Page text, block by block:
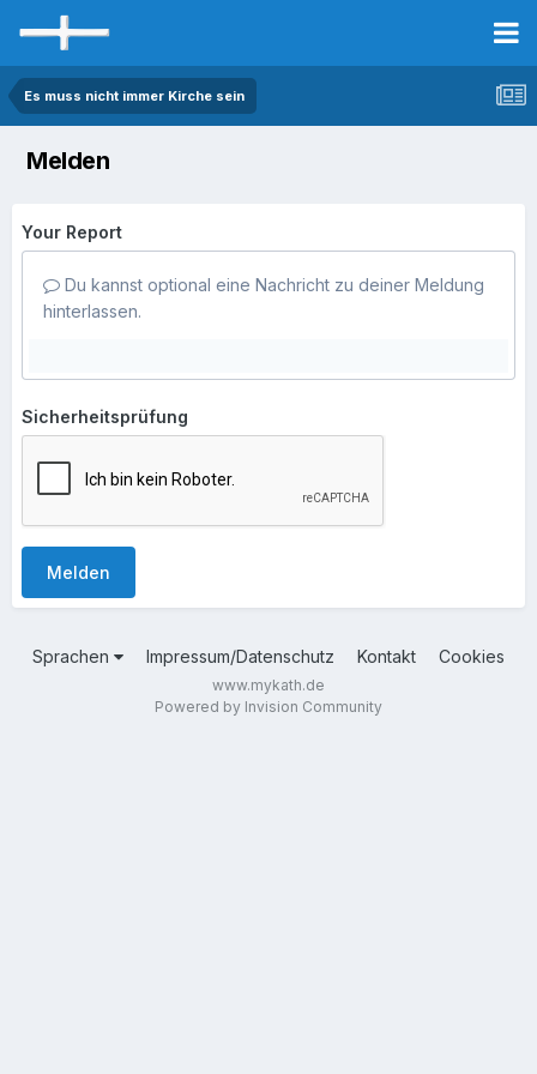
Es muss nicht immer Kirche sein
Melden
Your Report
Du kannst optional eine Nachricht zu deiner Meldung
hinterlassen.
Sicherheitsprüfung
Melden
Sprachen Impressum/Datenschutz Kontakt Cookies
www.mykath.de
Powered by Invision Community